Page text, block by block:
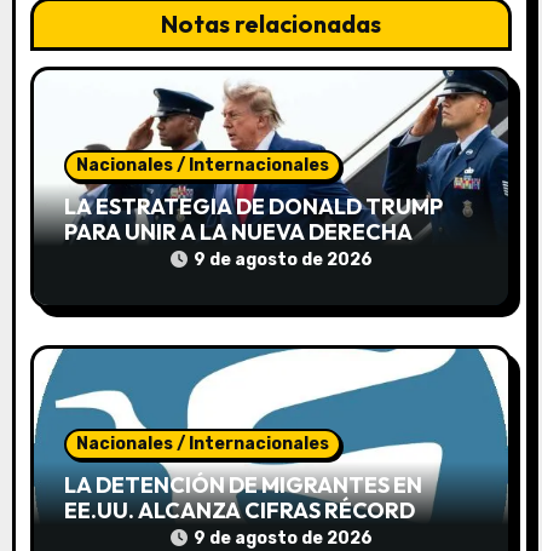
d
n
r
a
d
a
s
Notas relacionadas
Nacionales / Internacionales
LA ESTRATEGIA DE DONALD TRUMP
PARA UNIR A LA NUEVA DERECHA
9 de agosto de 2026
Nacionales / Internacionales
LA DETENCIÓN DE MIGRANTES EN
EE.UU. ALCANZA CIFRAS RÉCORD
9 de agosto de 2026